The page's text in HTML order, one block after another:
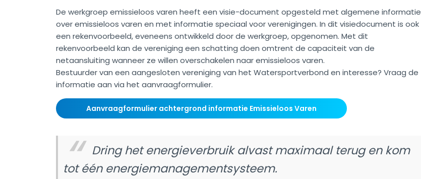
De werkgroep emissieloos varen heeft een visie-document opgesteld met algemene informatie
over emissieloos varen en met informatie speciaal voor verenigingen. In dit visiedocument is ook
een rekenvoorbeeld, eveneens ontwikkeld door de werkgroep, opgenomen. Met dit
rekenvoorbeeld kan de vereniging een schatting doen omtrent de capaciteit van de
netaansluiting wanneer ze willen overschakelen naar emissieloos varen.
Bestuurder van een aangesloten vereniging van het Watersportverbond en interesse? Vraag de
informatie aan via het aanvraagformulier.
Aanvraagformulier achtergrond informatie Emissieloos Varen
Dring het energieverbruik alvast maximaal terug en kom
tot één energiemanagementsysteem.